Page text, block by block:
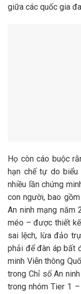
giữa các quốc gia
Họ còn cáo buộc
hạn chế tự do
nhiều lần chứng
con người, bao
An ninh mạng năm
méo – được thiết
sai lệch, lừa đảo
phải để đàn áp bất
minh Viễn thông
trong Chỉ số An
trong nhóm Tier 1